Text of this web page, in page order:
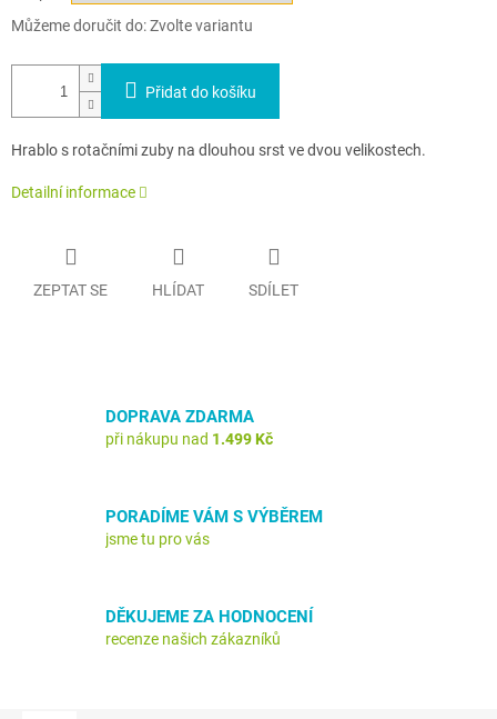
Můžeme doručit do:Zvolte variantu
Přidat do košíku
Hrablo s rotačními zuby na dlouhou srst ve dvou velikostech.
Detailní informace
ZEPTAT SE HLÍDAT SDÍLET
DOPRAVA ZDARMA
při nákupu nad 1.499 Kč
PORADÍME VÁM S VÝBĚREM
jsme tu pro vás
DĚKUJEME ZA HODNOCENÍ
recenze našich zákazníků